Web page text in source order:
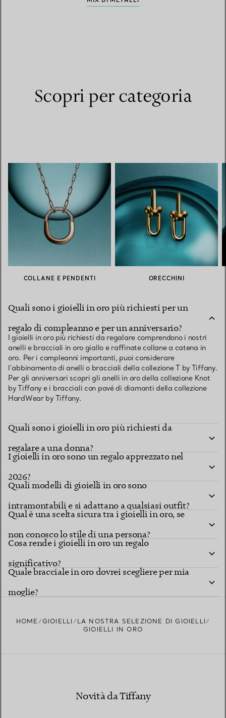
Scopri per categoria
COLLANE E PENDENTI ORECCHINI
Quali sono i gioielli in oro più richiesti per un
regalo di compleanno e per un anniversario?
I gioielli in oro più richiesti da regalare comprendono i nostri
anelli e bracciali in oro giallo e raffinate collane a catena in
oro. Per i compleanni importanti, puoi considerare
l’abbinamento di anelli o bracciali della collezione T by Tiffany.
Per gli anniversari scopri gli anelli in oro della collezione Knot
by Tiffany e i bracciali con pavé di diamanti della collezione
HardWear by Tiffany.
Quali sono i gioielli in oro più richiesti da
regalare a una donna?
I gioielli in oro sono un regalo apprezzato nel
2026?
Quali modelli di gioielli in oro sono
intramontabili e si adattano a qualsiasi outfit?
Qual è una scelta sicura tra i gioielli in oro, se
non conosco lo stile di una persona?
Cosa rende i gioielli in oro un regalo
significativo?
Quale bracciale in oro dovrei scegliere per mia
moglie?
HOME GIOIELLI
LA NOSTRA SELEZIONE DI GIOIELLI
GIOIELLI IN ORO
Novità da Tiffany